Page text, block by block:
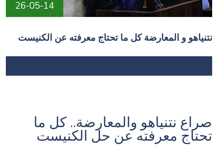
26-05-14
نتنياهو و المعارضة كل ما تحتاج معرفته عن الكنيست
صراع نتنياهو والمعارضة.. كل ما
تحتاج معرفته عن حل الكنيست